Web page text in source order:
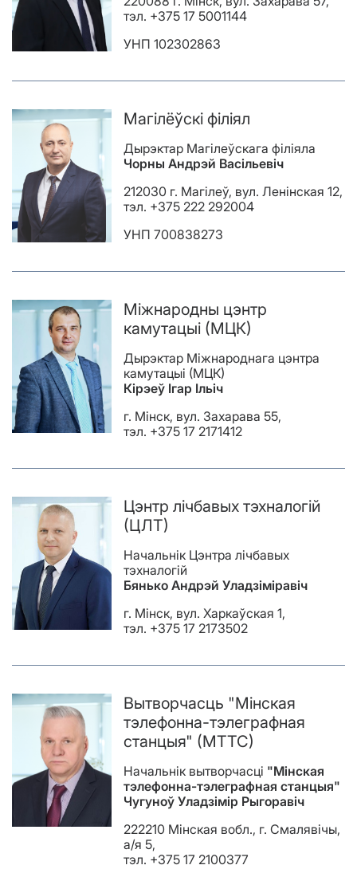
тэл. +375 17 5001144
УНП 102302863
Магілёўскі філіял
Дырэктар Магілеўскага філіяла
Чорны Андрэй Васільевіч
212030 г. Магілеў, вул. Ленінская 12,
тэл. +375 222 292004
УНП 700838273
Міжнародны цэнтр
камутацыі (МЦК)
Дырэктар Міжнароднага цэнтра
камутацыі (МЦК)
Кірэеў Ігар Ільіч
г. Мінск, вул. Захарава 55,
тэл. +375 17 2171412
Цэнтр лічбавых тэхналогій
(ЦЛТ)
Начальнік Цэнтра лічбавых
тэхналогій
Бянько Андрэй Уладзіміравіч
г. Мінск, вул. Харкаўская 1,
тэл. +375 17 2173502
Вытворчасць "Мінская
тэлефонна-тэлеграфная
станцыя" (МТТС)
Начальнік вытворчасцi "Мінская
тэлефонна-тэлеграфная станцыя"
Чугуноў Уладзімір Рыгоравіч
222210 Мінская вобл., г. Смалявічы,
a/я 5,
тэл. +375 17 2100377